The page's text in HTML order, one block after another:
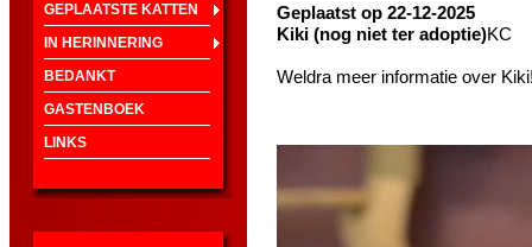
GEPLAATSTE KATTEN
IN HERINNERING
BEDANKT
GASTENBOEK
LINKS
Geplaatst op 22-12-2025
Kiki (nog niet ter adoptie)KC
Weldra meer informatie over